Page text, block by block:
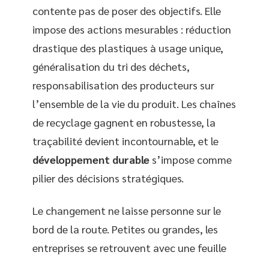
contente pas de poser des objectifs. Elle
impose des actions mesurables : réduction
drastique des plastiques à usage unique,
généralisation du tri des déchets,
responsabilisation des producteurs sur
l’ensemble de la vie du produit. Les chaînes
de recyclage gagnent en robustesse, la
traçabilité devient incontournable, et le
développement durable s’impose comme
pilier des décisions stratégiques.
Le changement ne laisse personne sur le
bord de la route. Petites ou grandes, les
entreprises se retrouvent avec une feuille